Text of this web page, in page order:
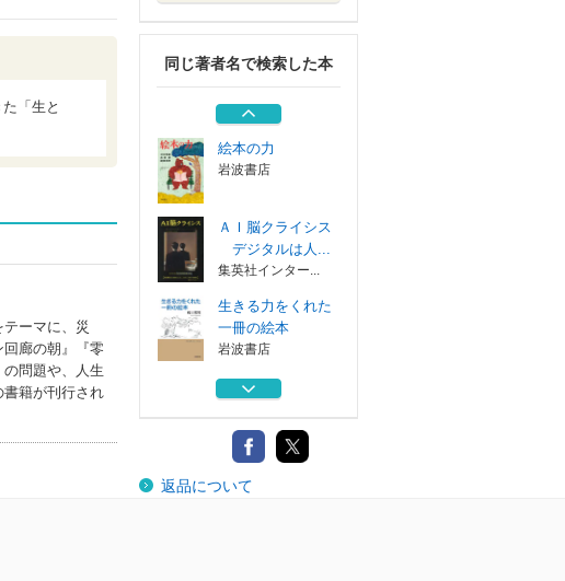
「生と
ーマに、災
廊の朝』『零
問題や、人生
籍が刊行され
同じ著者名で検索した本
岩波書店
それでも人生にＹ
ｅｓと言うため...
文藝春秋
絵本の力
岩波書店
ＡＩ脳クライシス
デジタルは人...
集英社インター...
生きる力をくれた
一冊の絵本
岩波書店
砂漠でみつけた一
岩波書店
それでも人生にＹ
ｅｓと言うため...
返品について